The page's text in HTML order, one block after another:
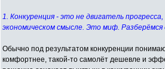
1. Конкуренция - это не двигатель
экономическом смысле. Это миф. Разберёмся
Обычно под результатом конкуренции
комфортнее, такой-то самолёт дешевле и